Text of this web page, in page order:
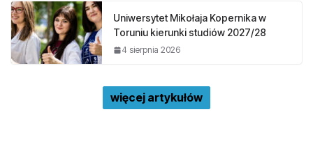
Uniwersytet Mikołaja Kopernika w
Toruniu kierunki studiów 2027/28
4 sierpnia 2026
więcej artykułów